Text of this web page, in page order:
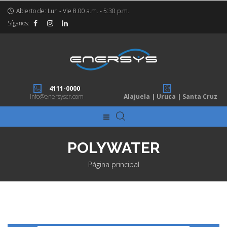
Abierto de: Lun - Vie 8.00 a.m. - 5:30 p.m.
Síganos:
4111-0000
info@enersyscr.com
Alajuela | Uruca | Santa Cruz
POLYWATER
Página principal